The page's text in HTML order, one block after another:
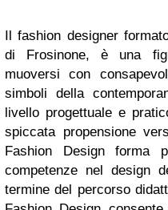
Il fashion designer
di Frosinone, è una
muoversi con
simboli della
livello progettuale e
spiccata propensione
Fashion Design forma
competenze nel design
termine del percorso